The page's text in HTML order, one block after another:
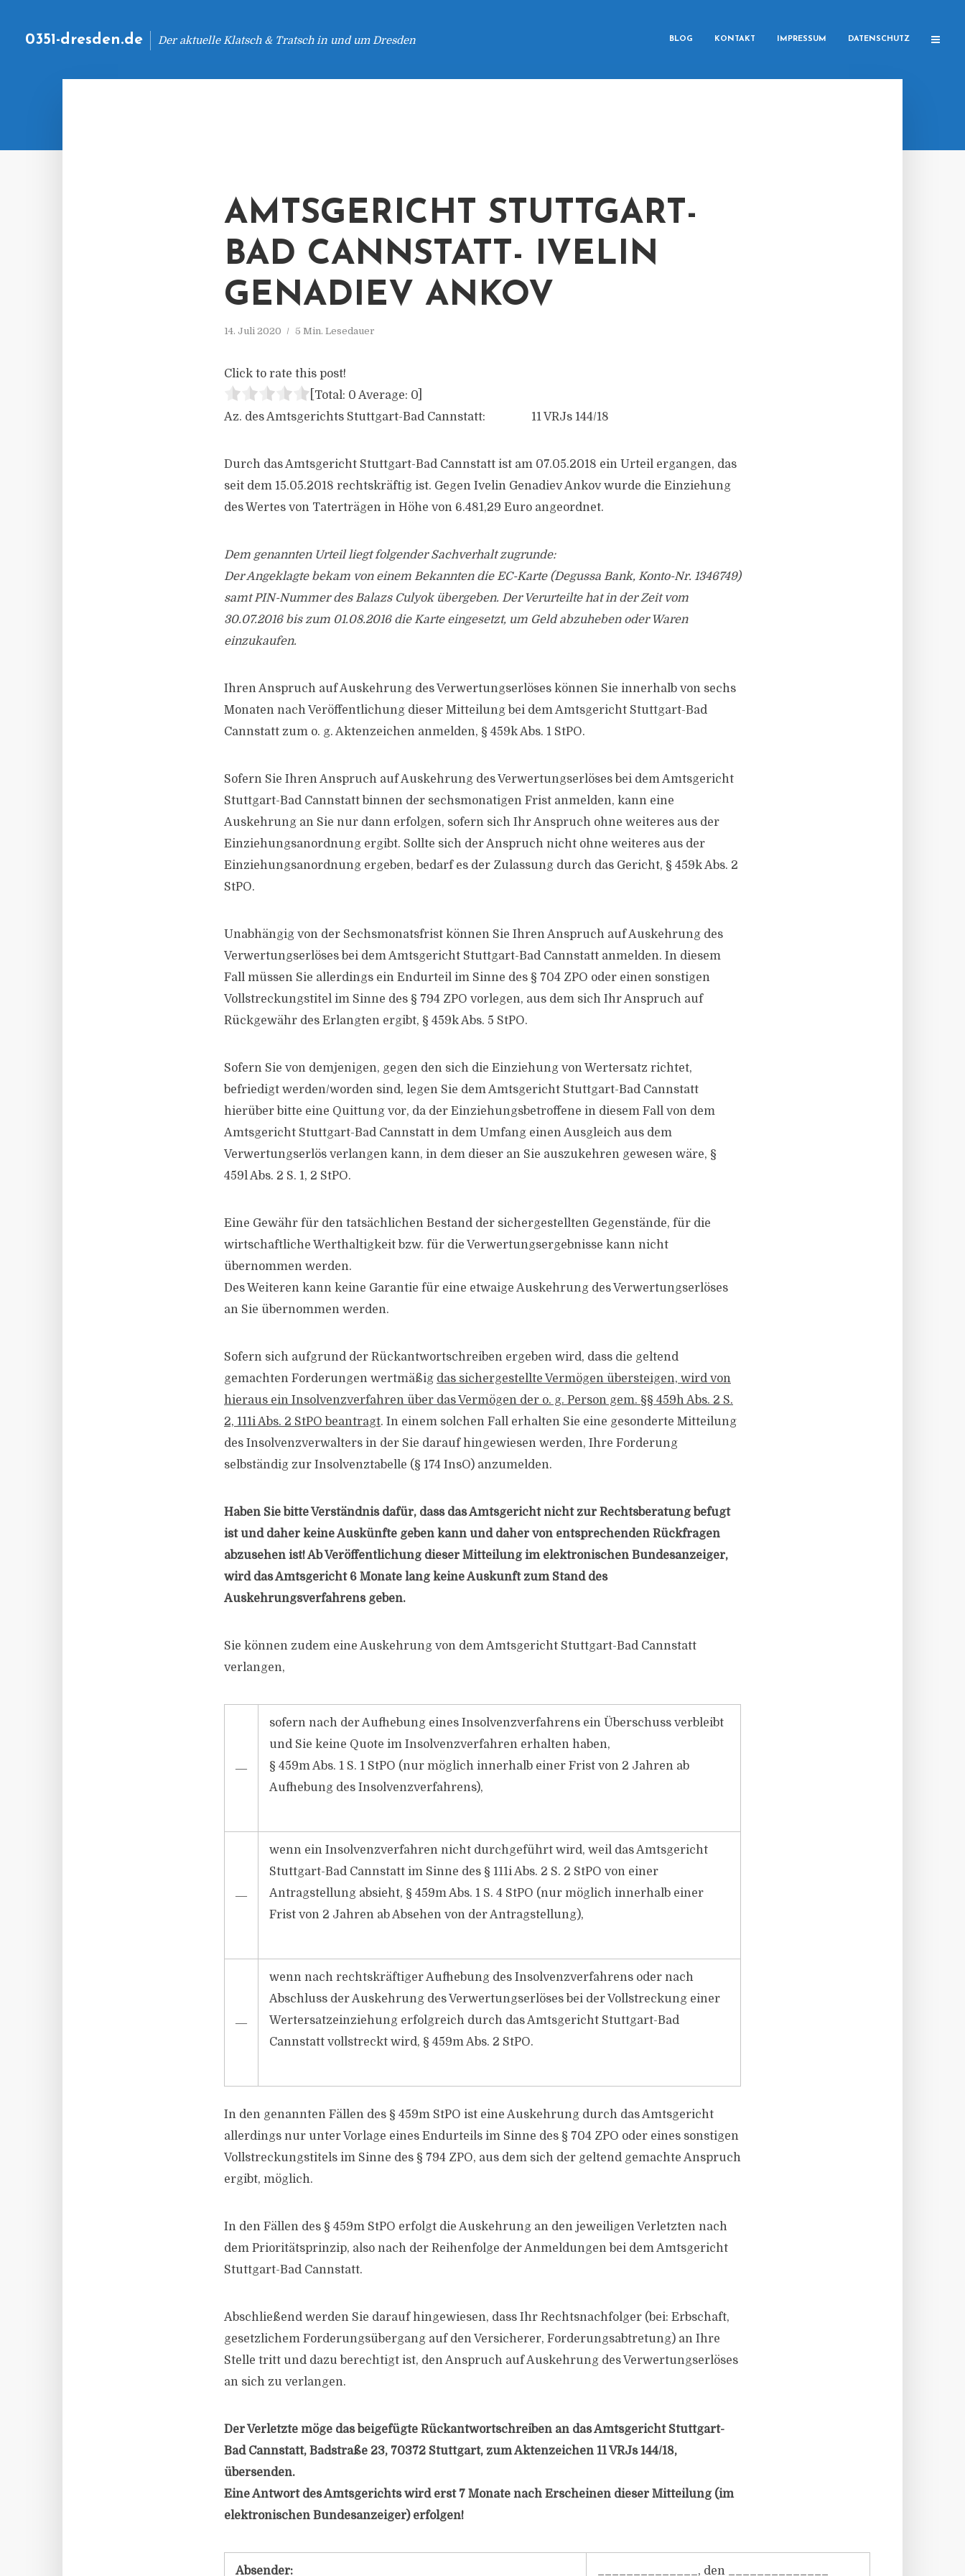
0351-dresden.de Der aktuelle Klatsch & Tratsch in und um Dresden BLOG KONTAKT IMPRESSUM DATENSCHUTZ
AMTSGERICHT STUTTGART-
BAD CANNSTATT- IVELIN
GENADIEV ANKOV
14. Juli 2020 5 Min. Lesedauer
Click to rate this post!
[Total: 0 Average: 0
Az. des Amtsgerichts Stuttgart-Bad Cannstatt: 11 VRJs 144/18
Durch das Amtsgericht Stuttgart-Bad Cannstatt ist am 07.05.2018 ein Urteil ergangen, das
seit dem 15.05.2018 rechtskräftig ist. Gegen Ivelin Genadiev Ankov wurde die Einziehung
des Wertes von Taterträgen in Höhe von 6.481,29 Euro angeordnet.
Dem genannten Urteil liegt folgender Sachverhalt zugrunde:
Der Angeklagte bekam von einem Bekannten die EC-Karte (Degussa Bank, Konto-Nr. 1346749)
samt PIN-Nummer des Balazs Culyok übergeben. Der Verurteilte hat in der Zeit vom
30.07.2016 bis zum 01.08.2016 die Karte eingesetzt, um Geld abzuheben oder Waren
einzukaufen.
Ihren Anspruch auf Auskehrung des Verwertungserlöses können Sie innerhalb von sechs
Monaten nach Veröffentlichung dieser Mitteilung bei dem Amtsgericht Stuttgart-Bad
Cannstatt zum o. g. Aktenzeichen anmelden, § 459k Abs. 1 StPO.
Sofern Sie Ihren Anspruch auf Auskehrung des Verwertungserlöses bei dem Amtsgericht
Stuttgart-Bad Cannstatt binnen der sechsmonatigen Frist anmelden, kann eine
Auskehrung an Sie nur dann erfolgen, sofern sich Ihr Anspruch ohne weiteres aus der
Einziehungsanordnung ergibt. Sollte sich der Anspruch nicht ohne weiteres aus der
Einziehungsanordnung ergeben, bedarf es der Zulassung durch das Gericht, § 459k Abs. 2
StPO.
Unabhängig von der Sechsmonatsfrist können Sie Ihren Anspruch auf Auskehrung des
Verwertungserlöses bei dem Amtsgericht Stuttgart-Bad Cannstatt anmelden. In diesem
Fall müssen Sie allerdings ein Endurteil im Sinne des § 704 ZPO oder einen sonstigen
Vollstreckungstitel im Sinne des § 794 ZPO vorlegen, aus dem sich Ihr Anspruch auf
Rückgewähr des Erlangten ergibt, § 459k Abs. 5 StPO.
Sofern Sie von demjenigen, gegen den sich die Einziehung von Wertersatz richtet,
befriedigt werden/worden sind, legen Sie dem Amtsgericht Stuttgart-Bad Cannstatt
hierüber bitte eine Quittung vor, da der Einziehungsbetroffene in diesem Fall von dem
Amtsgericht Stuttgart-Bad Cannstatt in dem Umfang einen Ausgleich aus dem
Verwertungserlös verlangen kann, in dem dieser an Sie auszukehren gewesen wäre, §
459l Abs. 2 S. 1, 2 StPO.
Eine Gewähr für den tatsächlichen Bestand der sichergestellten Gegenstände, für die
wirtschaftliche Werthaltigkeit bzw. für die Verwertungsergebnisse kann nicht
übernommen werden.
Des Weiteren kann keine Garantie für eine etwaige Auskehrung des Verwertungserlöses
an Sie übernommen werden.
Sofern sich aufgrund der Rückantwortschreiben ergeben wird, dass die geltend
gemachten Forderungen wertmäßig das sichergestellte Vermögen übersteigen, wird von
hieraus ein Insolvenzverfahren über das Vermögen der o. g. Person gem. §§ 459h Abs. 2 S.
2, 111i Abs. 2 StPO beantragt. In einem solchen Fall erhalten Sie eine gesonderte Mitteilung
des Insolvenzverwalters in der Sie darauf hingewiesen werden, Ihre Forderung
selbständig zur Insolvenztabelle (§ 174 InsO) anzumelden.
Haben Sie bitte Verständnis dafür, dass das Amtsgericht nicht zur Rechtsberatung befugt
ist und daher keine Auskünfte geben kann und daher von entsprechenden Rückfragen
abzusehen ist! Ab Veröffentlichung dieser Mitteilung im elektronischen Bundesanzeiger,
wird das Amtsgericht 6 Monate lang keine Auskunft zum Stand des
Auskehrungsverfahrens geben.
Sie können zudem eine Auskehrung von dem Amtsgericht Stuttgart-Bad Cannstatt
verlangen,
―
sofern nach der Aufhebung eines Insolvenzverfahrens ein Überschuss verbleibt
und Sie keine Quote im Insolvenzverfahren erhalten haben,
§ 459m Abs. 1 S. 1 StPO (nur möglich innerhalb einer Frist von 2 Jahren ab
Aufhebung des Insolvenzverfahrens),
―
wenn ein Insolvenzverfahren nicht durchgeführt wird, weil das Amtsgericht
Stuttgart-Bad Cannstatt im Sinne des § 111i Abs. 2 S. 2 StPO von einer
Antragstellung absieht, § 459m Abs. 1 S. 4 StPO (nur möglich innerhalb einer
Frist von 2 Jahren ab Absehen von der Antragstellung),
―
wenn nach rechtskräftiger Aufhebung des Insolvenzverfahrens oder nach
Abschluss der Auskehrung des Verwertungserlöses bei der Vollstreckung einer
Wertersatzeinziehung erfolgreich durch das Amtsgericht Stuttgart-Bad
Cannstatt vollstreckt wird, § 459m Abs. 2 StPO.
In den genannten Fällen des § 459m StPO ist eine Auskehrung durch das Amtsgericht
allerdings nur unter Vorlage eines Endurteils im Sinne des § 704 ZPO oder eines sonstigen
Vollstreckungstitels im Sinne des § 794 ZPO, aus dem sich der geltend gemachte Anspruch
ergibt, möglich.
In den Fällen des § 459m StPO erfolgt die Auskehrung an den jeweiligen Verletzten nach
dem Prioritätsprinzip, also nach der Reihenfolge der Anmeldungen bei dem Amtsgericht
Stuttgart-Bad Cannstatt.
Abschließend werden Sie darauf hingewiesen, dass Ihr Rechtsnachfolger (bei: Erbschaft,
gesetzlichem Forderungsübergang auf den Versicherer, Forderungsabtretung) an Ihre
Stelle tritt und dazu berechtigt ist, den Anspruch auf Auskehrung des Verwertungserlöses
an sich zu verlangen.
Der Verletzte möge das beigefügte Rückantwortschreiben an das Amtsgericht Stuttgart-
Bad Cannstatt, Badstraße 23, 70372 Stuttgart, zum Aktenzeichen 11 VRJs 144/18,
übersenden.
Eine Antwort des Amtsgerichts wird erst 7 Monate nach Erscheinen dieser Mitteilung (im
elektronischen Bundesanzeiger) erfolgen!
Absender: ______________, den ______________